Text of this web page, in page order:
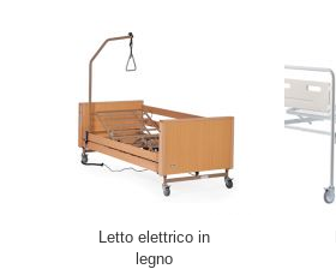
Letto elettrico in
legno